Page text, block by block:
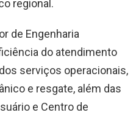
regional.
de Engenharia
do atendimento
serviços operacionais,
e resgate, além das
e Centro de